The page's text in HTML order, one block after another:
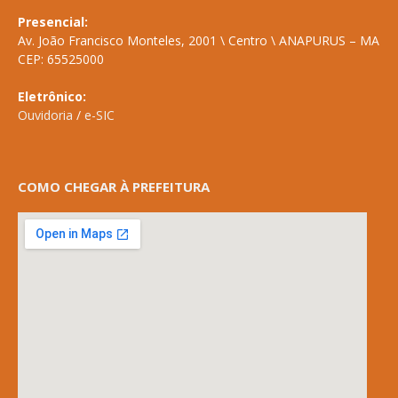
Presencial:
Av. João Francisco Monteles, 2001 \ Centro \ ANAPURUS – MA
CEP: 65525000
Eletrônico:
Ouvidoria / e-SIC
COMO CHEGAR À PREFEITURA